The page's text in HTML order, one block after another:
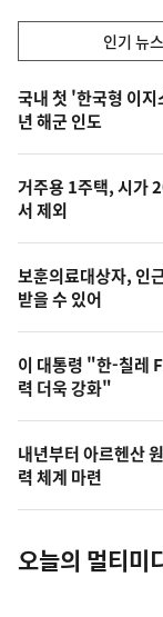
기,
최
신,
오
늘
의
영
상
오
늘
의
사
진
인기 뉴스
기
뉴
스
국내 첫 '한국형 이
년 해군 인도
거주용 1주택, 시가
서 제외
보훈의료대상자, 인
받을 수 있어
이 대통령 "한-칠레
력 더욱 강화"
내년부터 아르헨산
력 체계 마련
오늘의 멀티미